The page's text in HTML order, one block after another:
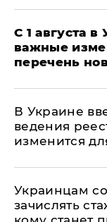
С 1 августа
важные
перечень
В Украине
ведения
изменится
Украинцам со
зачислять